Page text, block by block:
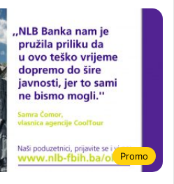
Promo